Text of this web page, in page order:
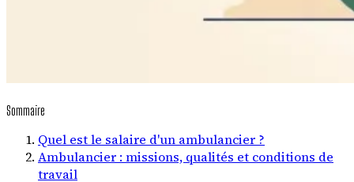
Sommaire
Quel est le salaire d'un ambulancier ?
Ambulancier : missions, qualités et conditions de
travail